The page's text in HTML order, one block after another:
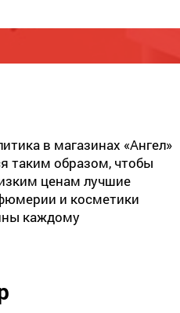
в магазинах «Ангел»
таким образом, чтобы
ценам лучшие
и косметики
каждому